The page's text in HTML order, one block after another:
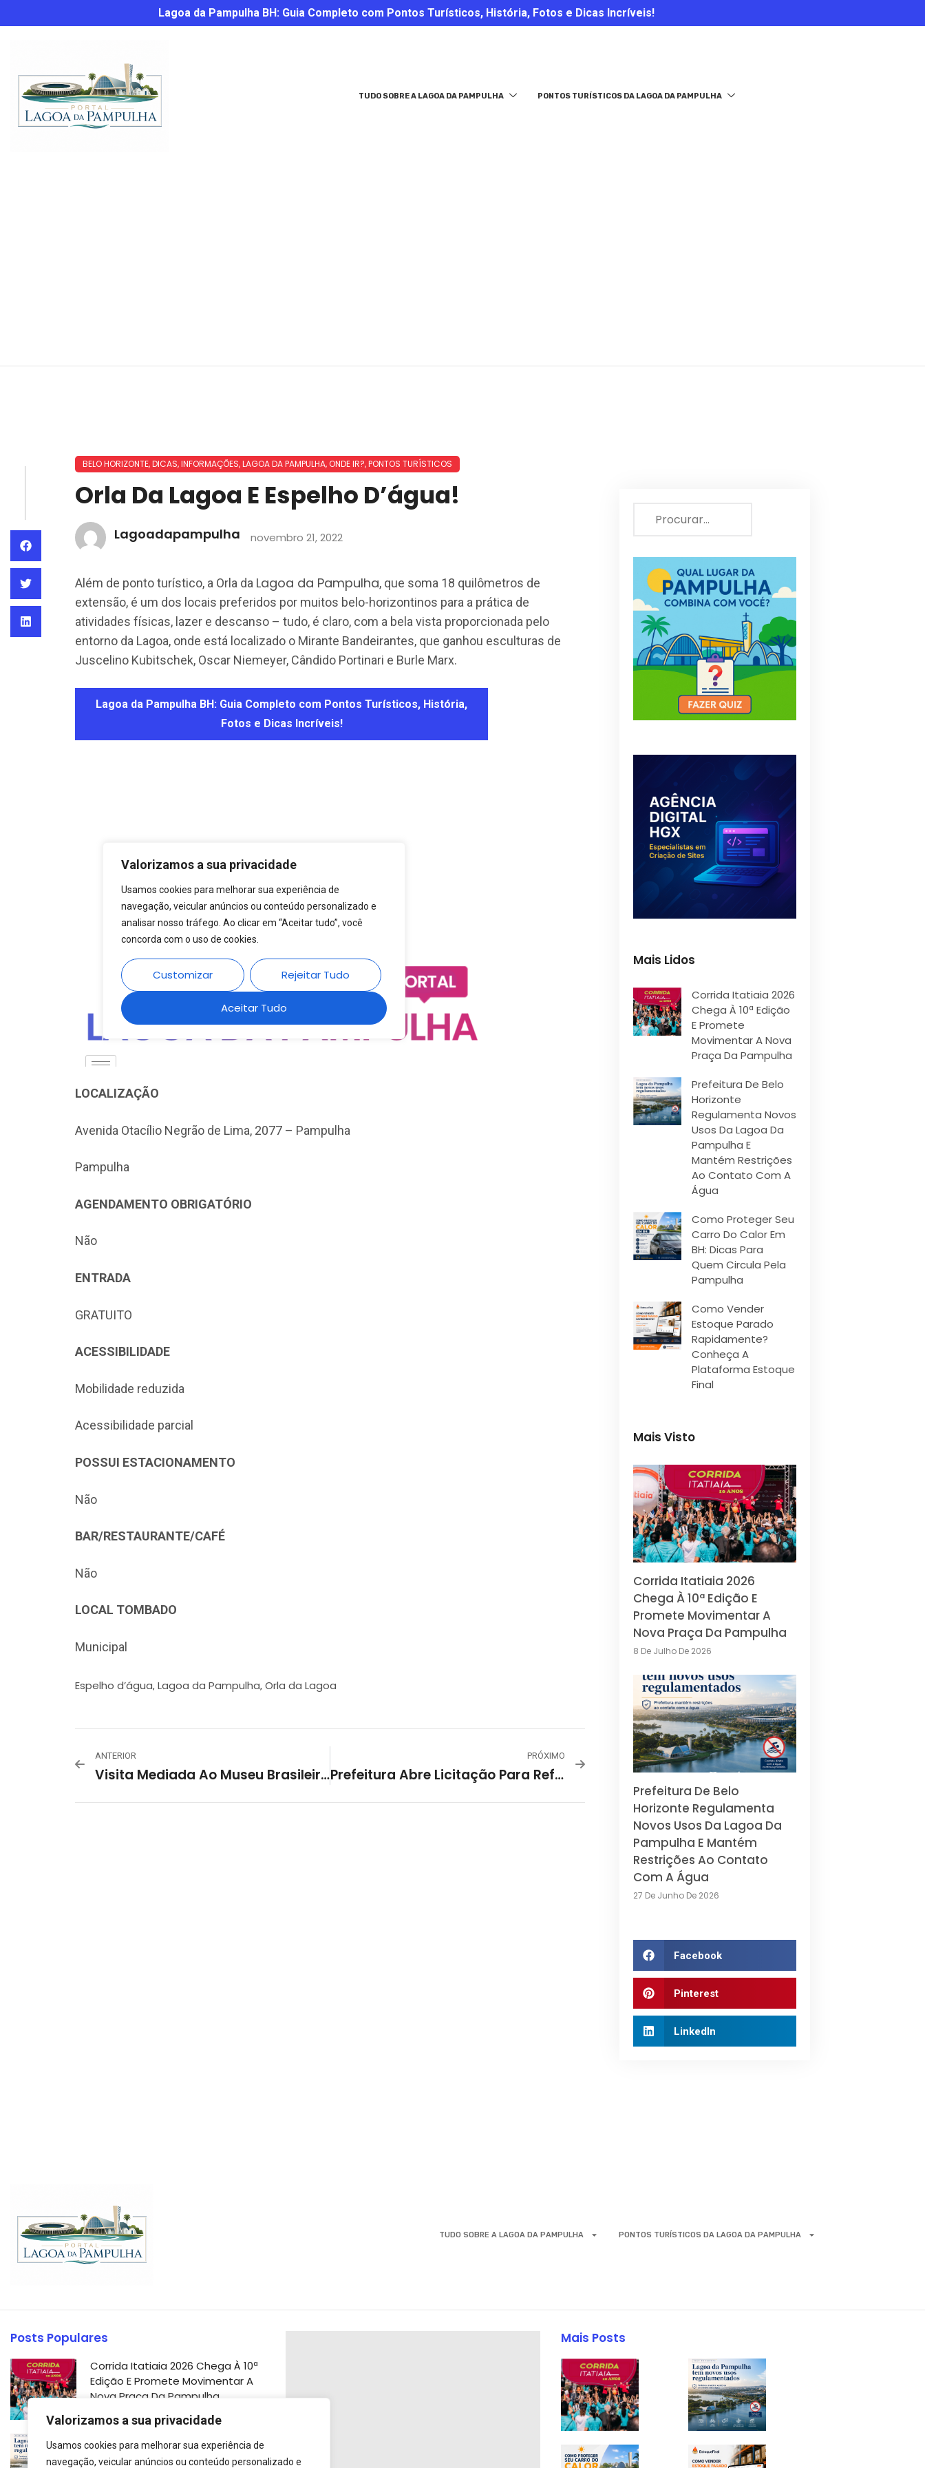
Valorizamos a sua privacidade
Usamos cookies para melhorar sua experiência de
navegação, veicular anúncios ou conteúdo personalizado e
Lagoa da Pampulha BH: Guia Completo com Pontos Turísticos, História, Fotos e Dicas Incríveis!
TUDO SOBRE A LAGOA DA PAMPULHA PONTOS TURÍSTICOS DA LAGOA DA PAMPULHA
BELO HORIZONTE,DICAS,INFORMAÇÕES,LAGOA DA PAMPULHA, ONDE IR?,PONTOS TURÍSTICOS
Orla Da Lagoa E Espelho D’água!
Lagoadapampulha novembro 21, 2022
Além de ponto turístico, a Orla da Lagoa da Pampulha, que soma 18 quilômetros de
extensão, é um dos locais preferidos por muitos belo-horizontinos para a prática de
atividades físicas, lazer e descanso – tudo, é claro, com a bela vista proporcionada pelo
entorno da Lagoa, onde está localizado o Mirante Bandeirantes, que ganhou esculturas de
Juscelino Kubitschek, Oscar Niemeyer, Cândido Portinari e Burle Marx.
LOCALIZAÇÃO
Avenida Otacílio Negrão de Lima, 2077 – Pampulha
Pampulha
AGENDAMENTO OBRIGATÓRIO
Não
ENTRADA
GRATUITO
ACESSIBILIDADE
Mobilidade reduzida
Acessibilidade parcial
POSSUI ESTACIONAMENTO
Não
BAR/RESTAURANTE/CAFÉ
Não
LOCAL TOMBADO
Municipal
Espelho d’água, Lagoa da Pampulha, Orla da Lagoa
ANTERIOR
Visita Mediada Ao Museu Brasileiro Do Futebol
PRÓXIMO
Prefeitura Abre Licitação Para Reforma E Construção De Espaços No Zoológico
Mais Lidos
Corrida Itatiaia 2026
Chega À 10ª Edição
E Promete
Movimentar A Nova
Praça Da Pampulha
Prefeitura De Belo
Horizonte
Regulamenta Novos
Usos Da Lagoa Da
Pampulha E
Mantém Restrições
Ao Contato Com A
Água
Como Proteger Seu
Carro Do Calor Em
BH: Dicas Para
Quem Circula Pela
Pampulha
Como Vender
Estoque Parado
Rapidamente?
Conheça A
Plataforma Estoque
Final
Mais Visto
Corrida Itatiaia 2026
Chega À 10ª Edição E
Promete Movimentar A
Nova Praça Da Pampulha
8 De Julho De 2026
Prefeitura De Belo
Horizonte Regulamenta
Novos Usos Da Lagoa Da
Pampulha E Mantém
Restrições Ao Contato
Com A Água
27 De Junho De 2026
Facebook
Pinterest
LinkedIn
TUDO SOBRE A LAGOA DA PAMPULHA PONTOS TURÍSTICOS DA LAGOA DA PAMPULHA
Posts Populares
Corrida Itatiaia 2026 Chega À 10ª
Edição E Promete Movimentar A
Nova Praça Da Pampulha
Prefeitura De Belo Horizonte
Regulamenta Novos Usos Da
Mais Posts